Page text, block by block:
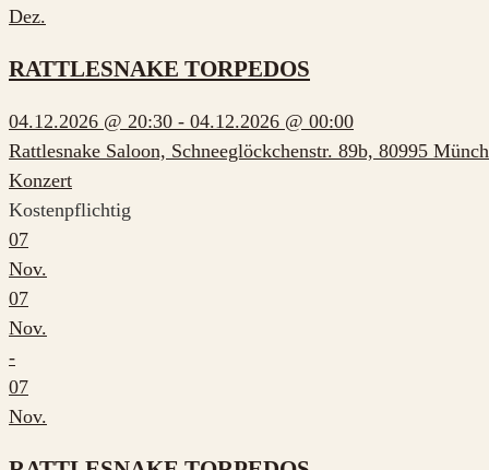
Dez.
RATTLESNAKE TORPEDOS
04.12.2026 @ 20:30 - 04.12.2026 @ 00:00
Rattlesnake Saloon, Schneeglöckchenstr. 89b, 80995
Konzert
Kostenpflichtig
07
Nov.
07
Nov.
-
07
Nov.